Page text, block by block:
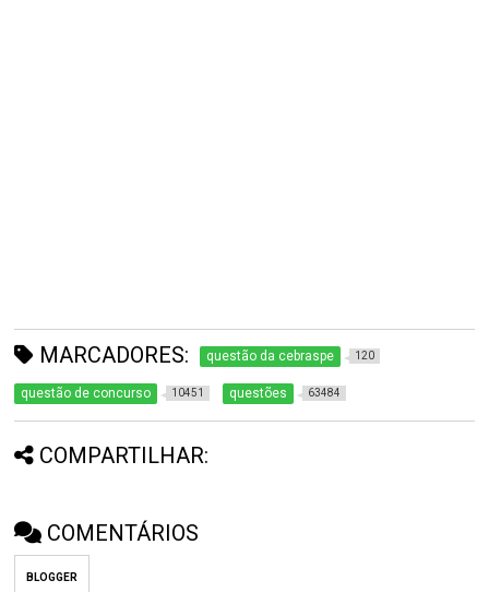
MARCADORES: questão da cebraspe 120
questão de concurso 10451 questões 63484
COMPARTILHAR:
COMENTÁRIOS
BLOGGER